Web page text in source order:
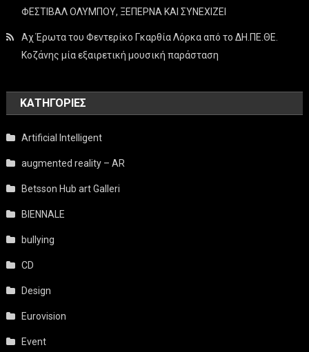
ΦΕΣΤΙΒΑΛ ΟΛΥΜΠΟΥ, ΞΕΠΕΡΝΑ ΚΑΙ ΣΥΝΕΧΙΖΕΙ
Αχ Έρωτα του Φεντερίκο Γκαρθία Λόρκα από το ΔΗ.ΠΕ.ΘΕ.
Κοζάνης μία εξαιρετική μουσική παράσταση
KΑΤΗΓΟΡΊΕΣ
Artificial Intelligent
augmented reality – AR
Betsson Hub art Galleri
BIENNALE
bullying
CD
Design
Eurovision
Event